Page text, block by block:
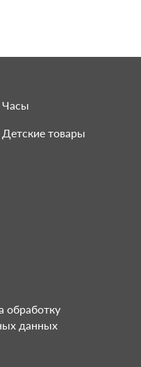
Часы
Детские товары
обработку
данных